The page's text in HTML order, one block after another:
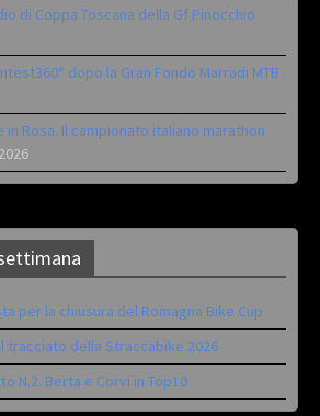
di Coppa Toscana della Gf Pinocchio
dopo la Gran Fondo Marradi MTB
in Rosa. Il campionato italiano marathon
per la chiusura del Romagna Bike Cup
tracciato della Straccabike 2026
N.2. Berta e Corvi in Top10